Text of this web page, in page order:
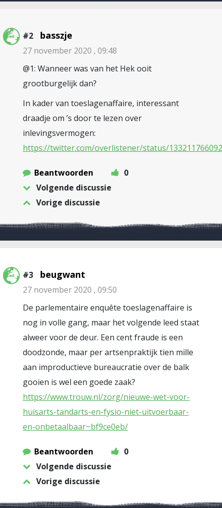
#2 basszje
27 november 2020 , 09:48
@1: Wanneer was van het Hek ooit
grootburgelijk dan?
In kader van toeslagenaffaire, interessant
draadje om ’s door te lezen over
inlevingsvermogen:
https://twitter.com/overlistener/status/
Beantwoorden
0
Volgende discussie
Vorige discussie
#3 beugwant
27 november 2020 , 09:50
De parlementaire enquête toeslagenaffaire is
nog in volle gang, maar het volgende leed staat
alweer voor de deur. Een cent fraude is een
doodzonde, maar per artsenpraktijk tien mille
aan improductieve bureaucratie over de balk
gooien is wel een goede zaak?
https://www.trouw.nl/zorg/nieuwe-wet-voor-
huisarts-tandarts-en-fysio-niet-uitvoerbaar-
en-onbetaalbaar~bf9ce0eb/
Beantwoorden
0
Volgende discussie
Vorige discussie